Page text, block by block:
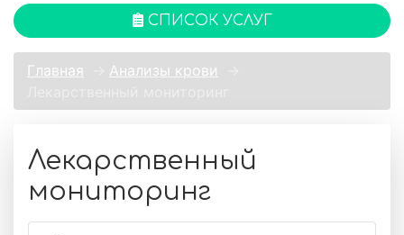
СПИСОК УСЛУГ
Главная Анализы крови
Лекарственный
мониторинг